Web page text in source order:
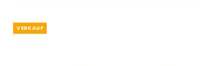
VERKAUF